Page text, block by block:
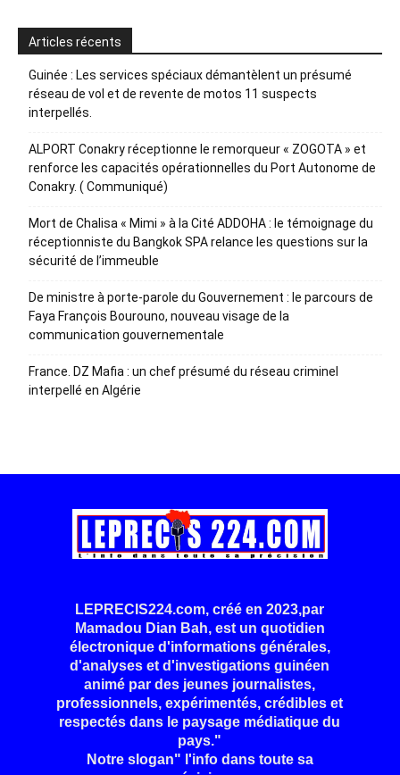
Articles récents
Guinée : Les services spéciaux démantèlent un présumé
réseau de vol et de revente de motos 11 suspects
interpellés.
ALPORT Conakry réceptionne le remorqueur « ZOGOTA » et
renforce les capacités opérationnelles du Port Autonome de
Conakry. ( Communiqué)
Mort de Chalisa « Mimi » à la Cité ADDOHA : le témoignage du
réceptionniste du Bangkok SPA relance les questions sur la
sécurité de l’immeuble
De ministre à porte-parole du Gouvernement : le parcours de
Faya François Bourouno, nouveau visage de la
communication gouvernementale
France. DZ Mafia : un chef présumé du réseau criminel
interpellé en Algérie
LEPRECIS224.com, créé en 2023,par
Mamadou Dian Bah, est un quotidien
électronique d'informations générales,
d'analyses et d'investigations guinéen
animé par des jeunes journalistes,
professionnels, expérimentés, crédibles et
respectés dans le paysage médiatique du
pays."
Notre slogan" l'info dans toute sa